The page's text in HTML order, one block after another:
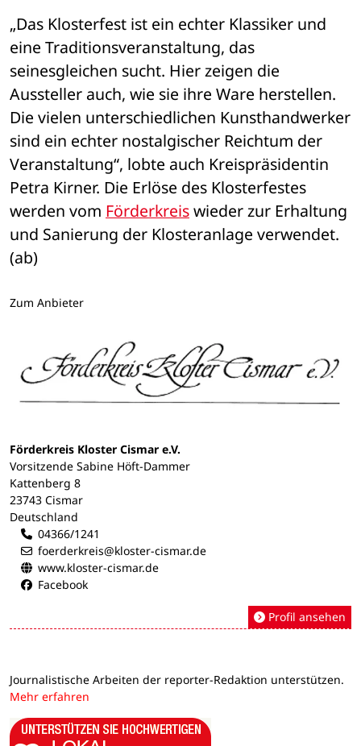
„Das Klosterfest ist ein echter Klassiker und
eine Traditionsveranstaltung, das
seinesgleichen sucht. Hier zeigen die
Aussteller auch, wie sie ihre Ware herstellen.
Die vielen unterschiedlichen Kunsthandwerker
sind ein echter nostalgischer Reichtum der
Veranstaltung“, lobte auch Kreispräsidentin
Petra Kirner. Die Erlöse des Klosterfestes
werden vom Förderkreis wieder zur Erhaltung
und Sanierung der Klosteranlage verwendet.
(ab)
Zum Anbieter
Förderkreis Kloster Cismar e.V.
Vorsitzende Sabine Höft-Dammer
Kattenberg 8
23743 Cismar
Deutschland
04366/1241
foerderkreis@kloster-cismar.de
www.kloster-cismar.de
Facebook
Profil ansehen
Journalistische Arbeiten der reporter-Redaktion unterstützen.
Mehr erfahren